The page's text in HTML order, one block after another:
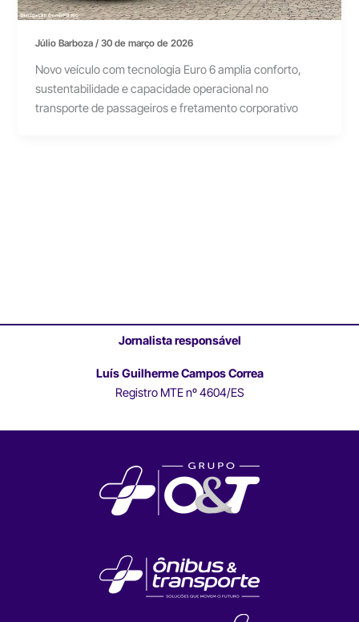
Júlio Barboza/30 de março de 2026
Novo veículo com tecnologia Euro 6 amplia conforto,
sustentabilidade e capacidade operacional no
transporte de passageiros e fretamento corporativo
Jornalista responsável
Luís Guilherme Campos Correa
Registro MTE nº 4604/ES